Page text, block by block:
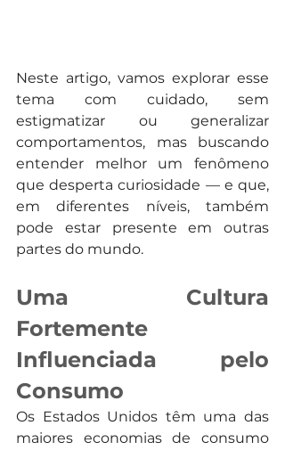
Neste artigo, vamos explorar esse
tema com cuidado, sem
estigmatizar ou generalizar
comportamentos, mas buscando
entender melhor um fenômeno
que desperta curiosidade — e que,
em diferentes níveis, também
pode estar presente em outras
partes do mundo.
Uma Cultura
Fortemente
Influenciada pelo
Consumo
Os Estados Unidos têm uma das
maiores economias de consumo